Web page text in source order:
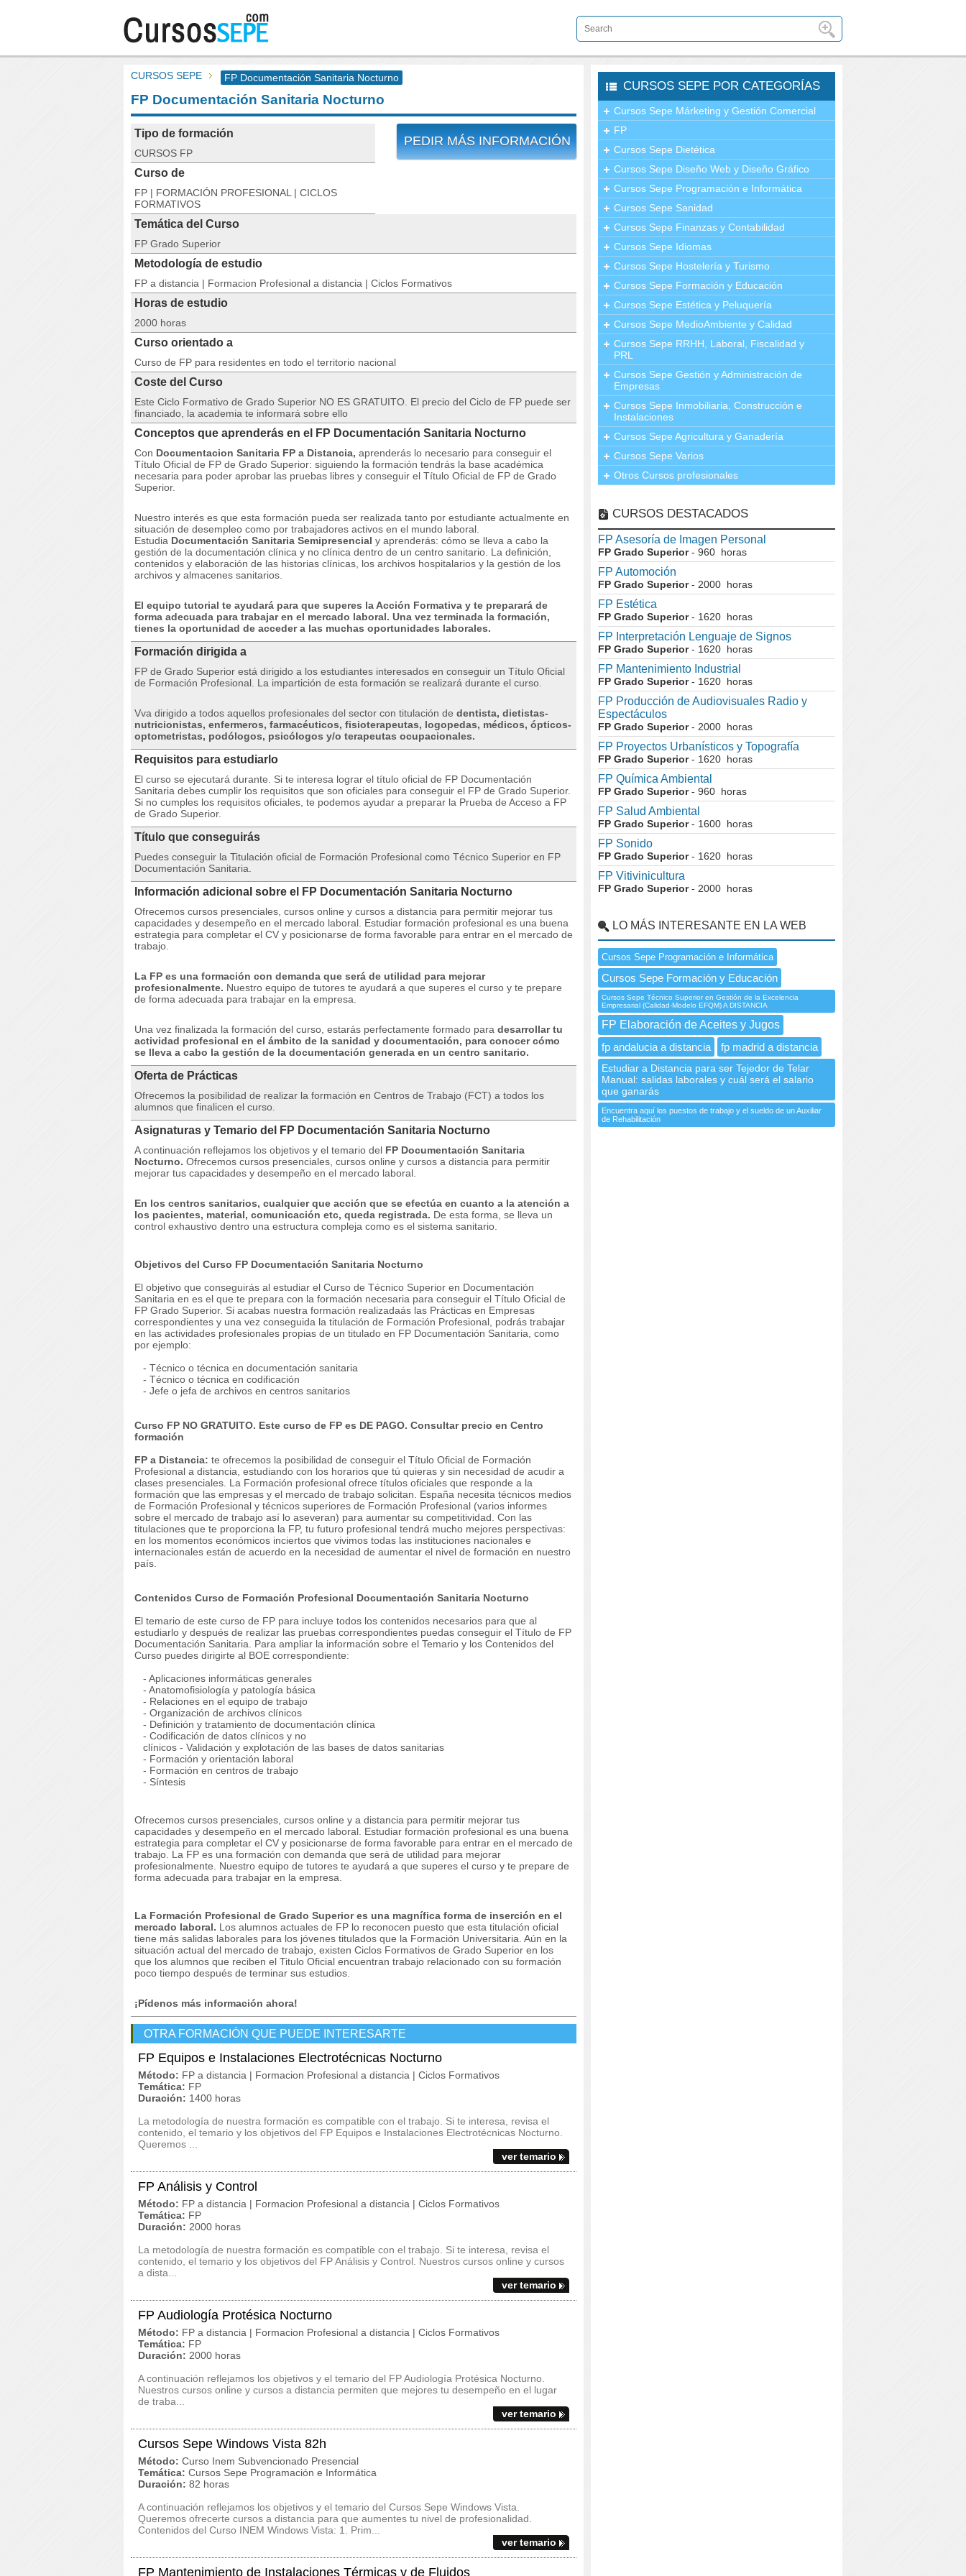
CURSOS SEPE FP Documentación Sanitaria Nocturno
FP Documentación Sanitaria Nocturno
PEDIR MÁS INFORMACIÓN
Tipo de formación
CURSOS FP
Curso de
FP | FORMACIÓN PROFESIONAL | CICLOS
FORMATIVOS
Temática del Curso
FP Grado Superior
Metodología de estudio
FP a distancia | Formacion Profesional a distancia | Ciclos Formativos
Horas de estudio
2000 horas
Curso orientado a
Curso de FP para residentes en todo el territorio nacional
Coste del Curso
Este Ciclo Formativo de Grado Superior NO ES GRATUITO. El precio del Ciclo de FP puede ser
financiado, la academia te informará sobre ello
Conceptos que aprenderás en el FP Documentación Sanitaria Nocturno
Con Documentacion Sanitaria FP a Distancia, aprenderás lo necesario para conseguir el
Título Oficial de FP de Grado Superior: siguiendo la formación tendrás la base académica
necesaria para poder aprobar las pruebas libres y conseguir el Título Oficial de FP de Grado
Superior.
Nuestro interés es que esta formación pueda ser realizada tanto por estudiante actualmente en
situación de desempleo como por trabajadores activos en el mundo laboral.
Estudia Documentación Sanitaria Semipresencial y aprenderás: cómo se lleva a cabo la
gestión de la documentación clínica y no clínica dentro de un centro sanitario. La definición,
contenidos y elaboración de las historias clínicas, los archivos hospitalarios y la gestión de los
archivos y almacenes sanitarios.
El equipo tutorial te ayudará para que superes la Acción Formativa y te preparará de
forma adecuada para trabajar en el mercado laboral. Una vez terminada la formación,
tienes la oportunidad de acceder a las muchas oportunidades laborales.
Formación dirigida a
FP de Grado Superior está dirigido a los estudiantes interesados ​​en conseguir un Título Oficial
de Formación Profesional. La impartición de esta formación se realizará durante el curso.
Vva dirigido a todos aquellos profesionales del sector con titulación de dentista, dietistas-
nutricionistas, enfermeros, farmacéuticos, fisioterapeutas, logopedas, médicos, ópticos-
optometristas, podólogos, psicólogos y/o terapeutas ocupacionales.
Requisitos para estudiarlo
El curso se ejecutará durante. Si te interesa lograr el título oficial de FP Documentación
Sanitaria debes cumplir los requisitos que son oficiales para conseguir el FP de Grado Superior.
Si no cumples los requisitos oficiales, te podemos ayudar a preparar la Prueba de Acceso a FP
de Grado Superior.
Título que conseguirás
Puedes conseguir la Titulación oficial de Formación Profesional como Técnico Superior en FP
Documentación Sanitaria.
Información adicional sobre el FP Documentación Sanitaria Nocturno
Ofrecemos cursos presenciales, cursos online y cursos a distancia para permitir mejorar tus
capacidades y desempeño en el mercado laboral. Estudiar formación profesional es una buena
estrategia para completar el CV y ​​posicionarse de forma favorable para entrar en el mercado de
trabajo.
La FP es una formación con demanda que será de utilidad para mejorar
profesionalmente. Nuestro equipo de tutores te ayudará a que superes el curso y te prepare
de forma adecuada para trabajar en la empresa.
Una vez finalizada la formación del curso, estarás perfectamente formado para desarrollar tu
actividad profesional en el ámbito de la sanidad y documentación, para conocer cómo
se lleva a cabo la gestión de la documentación generada en un centro sanitario.
Oferta de Prácticas
Ofrecemos la posibilidad de realizar la formación en Centros de Trabajo (FCT) a todos los
alumnos que finalicen el curso.
Asignaturas y Temario del FP Documentación Sanitaria Nocturno
A continuación reflejamos los objetivos y el temario del FP Documentación Sanitaria
Nocturno. Ofrecemos cursos presenciales, cursos online y cursos a distancia para permitir
mejorar tus capacidades y desempeño en el mercado laboral.
En los centros sanitarios, cualquier que acción que se efectúa en cuanto a la atención a
los pacientes, material, comunicación etc, queda registrada. De esta forma, se lleva un
control exhaustivo dentro una estructura compleja como es el sistema sanitario.
Objetivos del Curso FP Documentación Sanitaria Nocturno
El objetivo que conseguirás al estudiar el Curso de Técnico Superior en Documentación
Sanitaria en es el que te prepara con la formación necesaria para conseguir el Título Oficial de
FP Grado Superior. Si acabas nuestra formación realizadaás las Prácticas en Empresas
correspondientes y una vez conseguida la titulación de Formación Profesional, podrás trabajar
en las actividades profesionales propias de un titulado en FP Documentación Sanitaria, como
por ejemplo:
- Técnico o técnica en documentación sanitaria
- Técnico o técnica en codificación
- Jefe o jefa de archivos en centros sanitarios
Curso FP NO GRATUITO. Este curso de FP es DE PAGO. Consultar precio en Centro
formación
FP a Distancia: te ofrecemos la posibilidad de conseguir el Título Oficial de Formación
Profesional a distancia, estudiando con los horarios que tú quieras y sin necesidad de acudir a
clases presenciales. La Formación profesional ofrece títulos oficiales que responde a la
formación que las empresas y el mercado de trabajo solicitan. España necesita técnicos medios
de Formación Profesional y técnicos superiores de Formación Profesional (varios informes
sobre el mercado de trabajo así lo aseveran) para aumentar su competitividad. Con las
titulaciones que te proporciona la FP, tu futuro profesional tendrá mucho mejores perspectivas:
en los momentos económicos inciertos que vivimos todas las instituciones nacionales e
internacionales están de acuerdo en la necesidad de aumentar el nivel de formación en nuestro
país.
Contenidos Curso de Formación Profesional Documentación Sanitaria Nocturno
El temario de este curso de FP para incluye todos los contenidos necesarios para que al
estudiarlo y después de realizar las pruebas correspondientes puedas conseguir el Título de FP
Documentación Sanitaria. Para ampliar la información sobre el Temario y los Contenidos del
Curso puedes dirigirte al BOE correspondiente:
- Aplicaciones informáticas generales
- Anatomofisiología y patología básica
- Relaciones en el equipo de trabajo
- Organización de archivos clínicos
- Definición y tratamiento de documentación clínica
- Codificación de datos clínicos y no
clínicos - Validación y explotación de las bases de datos sanitarias
- Formación y orientación laboral
- Formación en centros de trabajo
- Síntesis
Ofrecemos cursos presenciales, cursos online y a distancia para permitir mejorar tus
capacidades y desempeño en el mercado laboral. Estudiar formación profesional es una buena
estrategia para completar el CV y ​​posicionarse de forma favorable para entrar en el mercado de
trabajo. La FP es una formación con demanda que será de utilidad para mejorar
profesionalmente. Nuestro equipo de tutores te ayudará a que superes el curso y te prepare de
forma adecuada para trabajar en la empresa.
La Formación Profesional de Grado Superior es una magnífica forma de inserción en el
mercado laboral. Los alumnos actuales de FP lo reconocen puesto que esta titulación oficial
tiene más salidas laborales para los jóvenes titulados que la Formación Universitaria. Aún en la
situación actual del mercado de trabajo, existen Ciclos Formativos de Grado Superior en los
que los alumnos que reciben el Titulo Oficial encuentran trabajo relacionado con su formación
poco tiempo después de terminar sus estudios.
¡Pídenos más información ahora!
OTRA FORMACIÓN QUE PUEDE INTERESARTE
FP Equipos e Instalaciones Electrotécnicas Nocturno
Método: FP a distancia | Formacion Profesional a distancia | Ciclos Formativos
Temática: FP
Duración: 1400 horas
La metodología de nuestra formación es compatible con el trabajo. Si te interesa, revisa el
contenido, el temario y los objetivos del FP Equipos e Instalaciones Electrotécnicas Nocturno.
Queremos ...
ver temario
FP Análisis y Control
Método: FP a distancia | Formacion Profesional a distancia | Ciclos Formativos
Temática: FP
Duración: 2000 horas
La metodología de nuestra formación es compatible con el trabajo. Si te interesa, revisa el
contenido, el temario y los objetivos del FP Análisis y Control. Nuestros cursos online y cursos
a dista...
ver temario
FP Audiología Protésica Nocturno
Método: FP a distancia | Formacion Profesional a distancia | Ciclos Formativos
Temática: FP
Duración: 2000 horas
A continuación reflejamos los objetivos y el temario del FP Audiología Protésica Nocturno.
Nuestros cursos online y cursos a distancia permiten que mejores tu desempeño en el lugar
de traba...
ver temario
Cursos Sepe Windows Vista 82h
Método: Curso Inem Subvencionado Presencial
Temática: Cursos Sepe Programación e Informática
Duración: 82 horas
A continuación reflejamos los objetivos y el temario del Cursos Sepe Windows Vista.
Queremos ofrecerte cursos a distancia para que aumentes tu nivel de profesionalidad.
Contenidos del Curso INEM Windows Vista: 1. Prim...
ver temario
FP Mantenimiento de Instalaciones Térmicas y de Fluidos
CURSOS SEPE POR CATEGORÍAS
Cursos Sepe Márketing y Gestión Comercial
FP
Cursos Sepe Dietética
Cursos Sepe Diseño Web y Diseño Gráfico
Cursos Sepe Programación e Informática
Cursos Sepe Sanidad
Cursos Sepe Finanzas y Contabilidad
Cursos Sepe Idiomas
Cursos Sepe Hostelería y Turismo
Cursos Sepe Formación y Educación
Cursos Sepe Estética y Peluquería
Cursos Sepe MedioAmbiente y Calidad
Cursos Sepe RRHH, Laboral, Fiscalidad y
PRL
Cursos Sepe Gestión y Administración de
Empresas
Cursos Sepe Inmobiliaria, Construcción e
Instalaciones
Cursos Sepe Agricultura y Ganadería
Cursos Sepe Varios
Otros Cursos profesionales
CURSOS DESTACADOS
FP Asesoría de Imagen Personal
FP Grado Superior- 960 horas
FP Automoción
FP Grado Superior- 2000 horas
FP Estética
FP Grado Superior- 1620 horas
FP Interpretación Lenguaje de Signos
FP Grado Superior- 1620 horas
FP Mantenimiento Industrial
FP Grado Superior- 1620 horas
FP Producción de Audiovisuales Radio y
Espectáculos
FP Grado Superior- 2000 horas
FP Proyectos Urbanísticos y Topografía
FP Grado Superior- 1620 horas
FP Química Ambiental
FP Grado Superior- 960 horas
FP Salud Ambiental
FP Grado Superior- 1600 horas
FP Sonido
FP Grado Superior- 1620 horas
FP Vitivinicultura
FP Grado Superior- 2000 horas
LO MÁS INTERESANTE EN LA WEB
Cursos Sepe Programación e Informática
Cursos Sepe Formación y Educación
Cursos Sepe Técnico Superior en Gestión de la Excelencia
Empresarial (Calidad-Modelo EFQM) A DISTANCIA
FP Elaboración de Aceites y Jugos
fp andalucia a distancia
fp madrid a distancia
Estudiar a Distancia para ser Tejedor de Telar
Manual: salidas laborales y cuál será el salario
que ganarás
Encuentra aquí los puestos de trabajo y el sueldo de un Auxiliar
de Rehabilitación